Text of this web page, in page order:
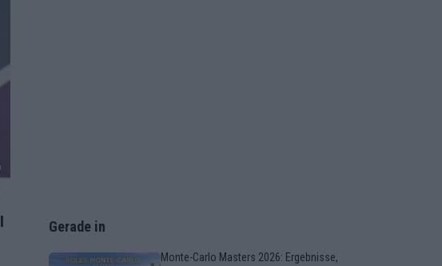
Gerade in
Monte-Carlo Masters 2026: Ergebnisse,